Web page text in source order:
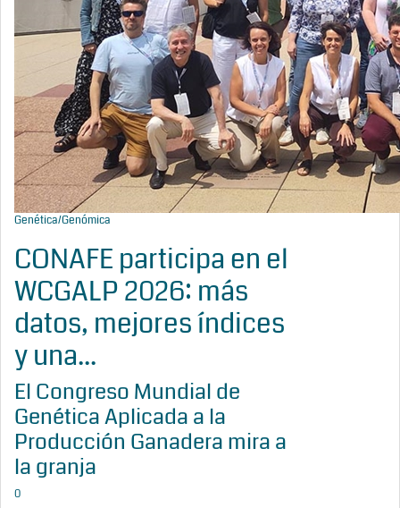
Genética/Genómica
CONAFE participa en el
WCGALP 2026: más
datos, mejores índices
y una...
El Congreso Mundial de
Genética Aplicada a la
Producción Ganadera mira a
la granja
0